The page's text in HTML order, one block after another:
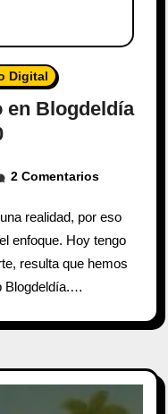
Digital
en Blogdeldía
2 Comentarios
realidad, por eso
enfoque. Hoy tengo
resulta que hemos
Blogdeldía.…